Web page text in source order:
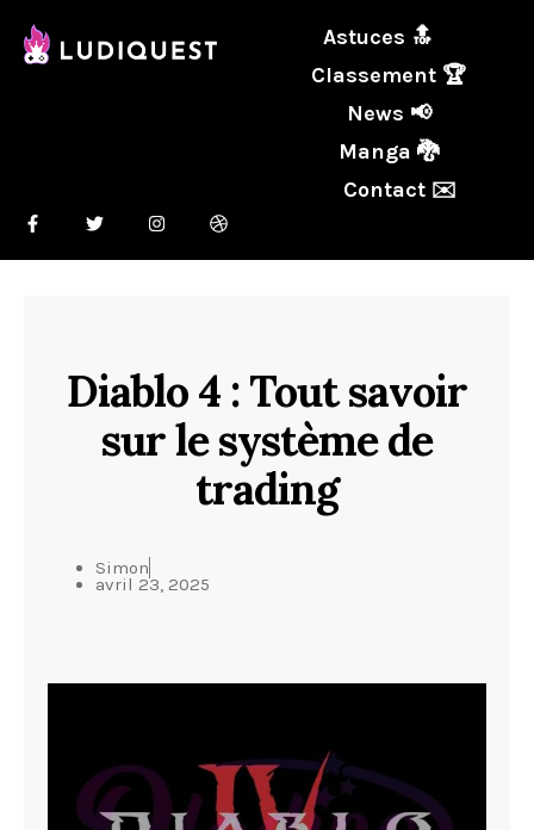
Astuces 🔝
Classement 🏆
News 📢
Manga 🐉
Contact ✉️
Diablo 4 : Tout savoir
sur le système de
trading
Simon
avril 23, 2025